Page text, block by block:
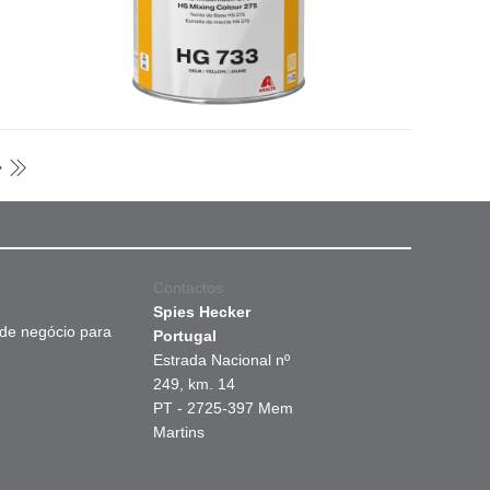
negócio para
Contactos
Spies Hecker
Portugal
Estrada Nacional nº
249, km. 14
PT - 2725-397 Mem
Martins